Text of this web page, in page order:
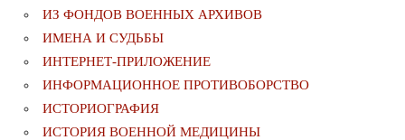
ИЗ ФОНДОВ ВОЕННЫХ АРХИВОВ
ИМЕНА И СУДЬБЫ
ИНТЕРНЕТ-ПРИЛОЖЕНИЕ
ИНФОРМАЦИОННОЕ ПРОТИВОБОРСТВО
ИСТОРИОГРАФИЯ
ИСТОРИЯ ВОЕННОЙ МЕДИЦИНЫ